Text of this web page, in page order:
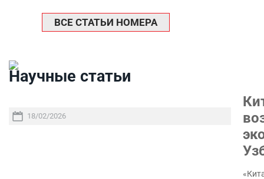
ВСЕ СТАТЬИ НОМЕРА
Научные статьи
18/02/2026